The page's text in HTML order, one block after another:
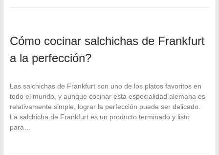
Cómo cocinar salchichas de Frankfurt
a la perfección?
Las salchichas de Frankfurt son uno de los platos favoritos en
todo el mundo, y aunque cocinar esta especialidad alemana es
relativamente simple, lograr la perfección puede ser delicado.
La salchicha de Frankfurt es un producto terminado y listo
para…